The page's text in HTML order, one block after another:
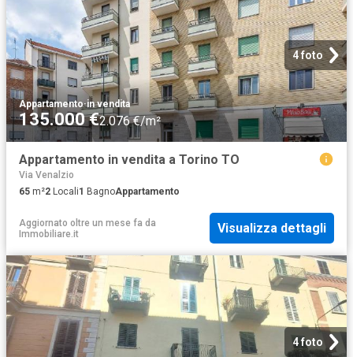
4 foto
Appartamento·in vendita
135.000 €2.076 €/m²
Appartamento in vendita a Torino TO
Via Venalzio
65 m²2 Locali1 BagnoAppartamento
Aggiornato oltre un mese fa da
Immobiliare.it
Visualizza dettagli
4 foto